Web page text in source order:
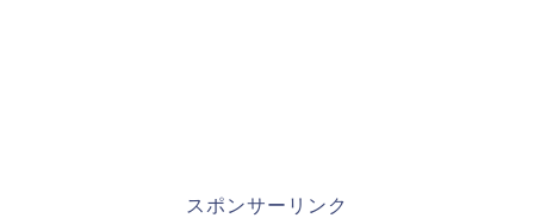
スポンサーリンク